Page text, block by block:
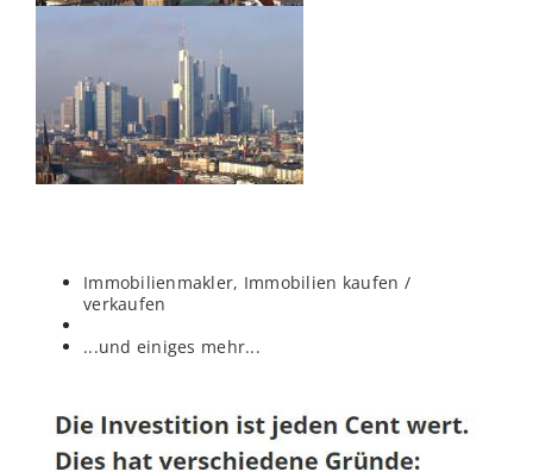
Immobilienmakler, Immobilien kaufen /
verkaufen
...und einiges mehr...